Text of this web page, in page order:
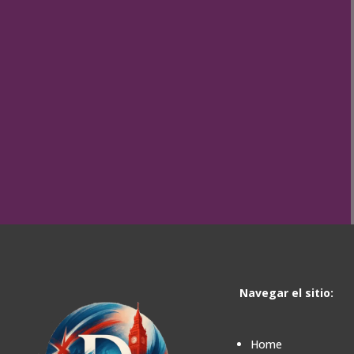
Navegar el sitio:
Home